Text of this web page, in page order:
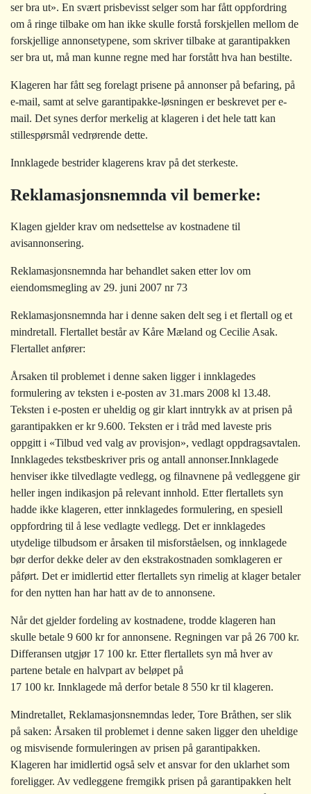
ser bra ut». En svært prisbevisst selger som har fått oppfordring
om å ringe tilbake om han ikke skulle forstå forskjellen mellom de
forskjellige annonsetypene, som skriver tilbake at garantipakken
ser bra ut, må man kunne regne med har forstått hva han bestilte.
Klageren har fått seg forelagt prisene på annonser på befaring, på
e-mail, samt at selve garantipakke-løsningen er beskrevet per e-
mail. Det synes derfor merkelig at klageren i det hele tatt kan
stillespørsmål vedrørende dette.
Innklagede bestrider klagerens krav på det sterkeste.
Reklamasjonsnemnda vil bemerke:
Klagen gjelder krav om nedsettelse av kostnadene til
avisannonsering.
Reklamasjonsnemnda har behandlet saken etter lov om
eiendomsmegling av 29. juni 2007 nr 73
Reklamasjonsnemnda har i denne saken delt seg i et flertall og et
mindretall. Flertallet består av Kåre Mæland og Cecilie Asak.
Flertallet anfører:
Årsaken til problemet i denne saken ligger i innklagedes
formulering av teksten i e-posten av 31.mars 2008 kl 13.48.
Teksten i e-posten er uheldig og gir klart inntrykk av at prisen på
garantipakken er kr 9.600. Teksten er i tråd med laveste pris
oppgitt i «Tilbud ved valg av provisjon», vedlagt oppdragsavtalen.
Innklagedes tekstbeskriver pris og antall annonser.Innklagede
henviser ikke tilvedlagte vedlegg, og filnavnene på vedleggene gir
heller ingen indikasjon på relevant innhold. Etter flertallets syn
hadde ikke klageren, etter innklagedes formulering, en spesiell
oppfordring til å lese vedlagte vedlegg. Det er innklagedes
utydelige tilbudsom er årsaken til misforståelsen, og innklagede
bør derfor dekke deler av den ekstrakostnaden somklageren er
påført. Det er imidlertid etter flertallets syn rimelig at klager betaler
for den nytten han har hatt av de to annonsene.
Når det gjelder fordeling av kostnadene, trodde klageren han
skulle betale 9 600 kr for annonsene. Regningen var på 26 700 kr.
Differansen utgjør 17 100 kr. Etter flertallets syn må hver av
partene betale en halvpart av beløpet på
17 100 kr. Innklagede må derfor betale 8 550 kr til klageren.
Mindretallet, Reklamasjonsnemndas leder, Tore Bråthen, ser slik
på saken: Årsaken til problemet i denne saken ligger den uheldige
og misvisende formuleringen av prisen på garantipakken.
Klageren har imidlertid også selv et ansvar for den uklarhet som
foreligger. Av vedleggene fremgikk prisen på garantipakken helt